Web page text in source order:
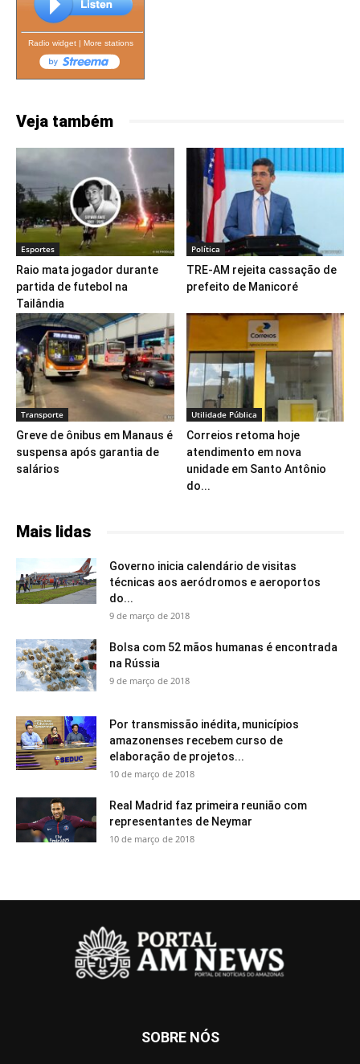
Radio widget| More stations
Veja também
Esportes
Raio mata jogador durante
partida de futebol na
Tailândia
Política
TRE-AM rejeita cassação de
prefeito de Manicoré
Transporte
Greve de ônibus em Manaus é
suspensa após garantia de
salários
Utilidade Pública
Correios retoma hoje
atendimento em nova
unidade em Santo Antônio
do...
Mais lidas
Governo inicia calendário de visitas
técnicas aos aeródromos e aeroportos
do...
9 de março de 2018
Bolsa com 52 mãos humanas é encontrada
na Rússia
9 de março de 2018
Por transmissão inédita, municípios
amazonenses recebem curso de
elaboração de projetos...
10 de março de 2018
Real Madrid faz primeira reunião com
representantes de Neymar
10 de março de 2018
SOBRE NÓS